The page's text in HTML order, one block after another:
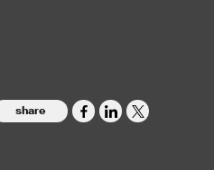
share